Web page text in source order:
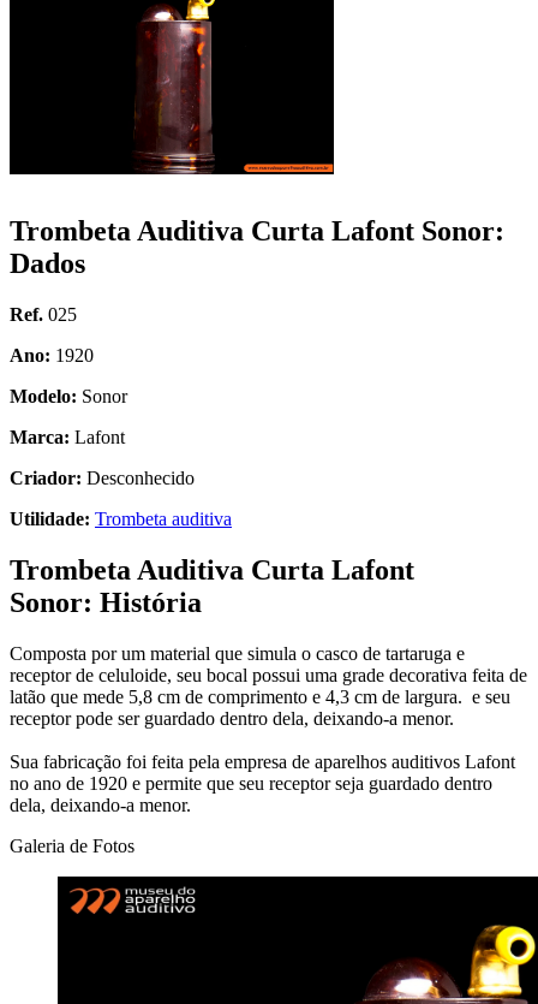
Trombeta Auditiva Curta Lafont Sonor:
Dados
Ref. 025
Ano: 1920
Modelo: Sonor
Marca: Lafont
Criador: Desconhecido
Utilidade: Trombeta auditiva
Trombeta Auditiva Curta Lafont
Sonor: História
Composta por um material que simula o casco de tartaruga e
receptor de celuloide, seu bocal possui uma grade decorativa feita de
latão que mede 5,8 cm de comprimento e 4,3 cm de largura. e seu
receptor pode ser guardado dentro dela, deixando-a menor.
Sua fabricação foi feita pela empresa de aparelhos auditivos Lafont
no ano de 1920 e permite que seu receptor seja guardado dentro
dela, deixando-a menor.
Galeria de Fotos